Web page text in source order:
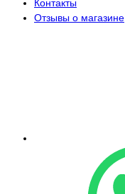
Контакты
Отзывы о магазине